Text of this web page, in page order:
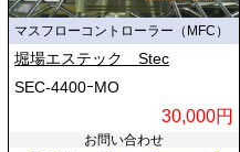
マスフローコントローラー（MFC）
堀場エステック Stec
SEC-4400ｰMO
30,000円
お問い合わせ